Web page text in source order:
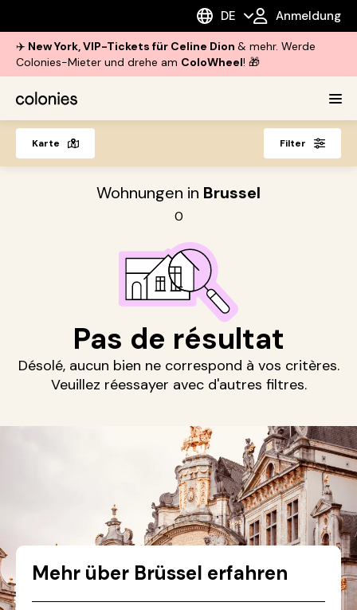
DE Anmeldung
✈️ New York, VIP-Tickets für Celine Dion & mehr. Werde
Colonies-Mieter und drehe am ColoWheel! 🎁
Karte Filter
Wohnungen in Brussel
0
Pas de résultat
Désolé, aucun bien ne correspond à vos critères.
Veuillez réessayer avec d'autres filtres.
Mehr über Brüssel erfahren